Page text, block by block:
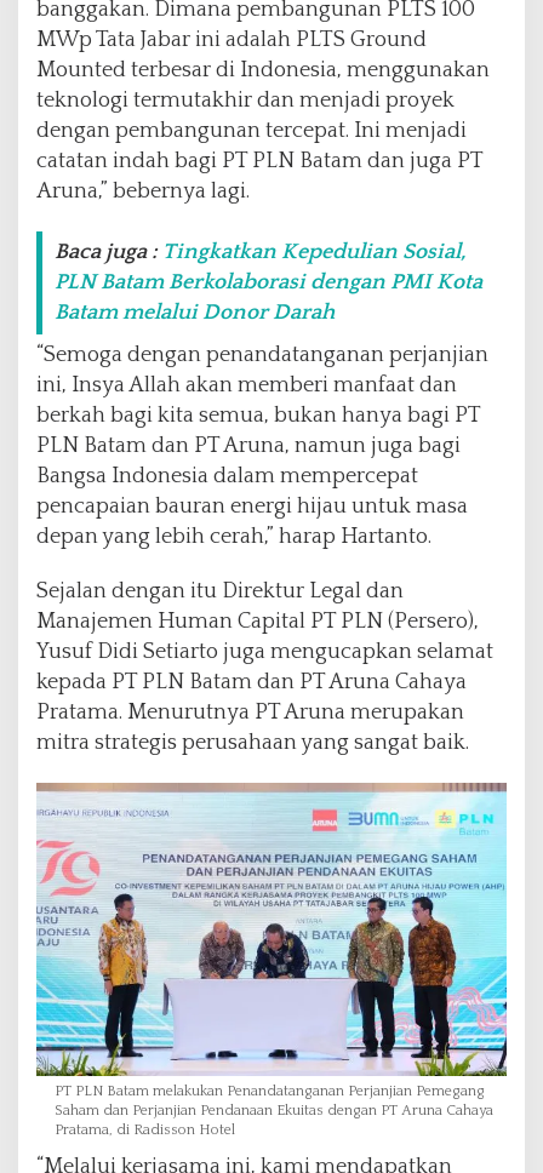
banggakan. Dimana pembangunan PLTS 100
MWp Tata Jabar ini adalah PLTS Ground
Mounted terbesar di Indonesia, menggunakan
teknologi termutakhir dan menjadi proyek
dengan pembangunan tercepat. Ini menjadi
catatan indah bagi PT PLN Batam dan juga PT
Aruna,” bebernya lagi.
Baca juga : Tingkatkan Kepedulian Sosial,
PLN Batam Berkolaborasi dengan PMI Kota
Batam melalui Donor Darah
“Semoga dengan penandatanganan perjanjian
ini, Insya Allah akan memberi manfaat dan
berkah bagi kita semua, bukan hanya bagi PT
PLN Batam dan PT Aruna, namun juga bagi
Bangsa Indonesia dalam mempercepat
pencapaian bauran energi hijau untuk masa
depan yang lebih cerah,” harap Hartanto.
Sejalan dengan itu Direktur Legal dan
Manajemen Human Capital PT PLN (Persero),
Yusuf Didi Setiarto juga mengucapkan selamat
kepada PT PLN Batam dan PT Aruna Cahaya
Pratama. Menurutnya PT Aruna merupakan
mitra strategis perusahaan yang sangat baik.
PT PLN Batam melakukan Penandatanganan Perjanjian Pemegang
Saham dan Perjanjian Pendanaan Ekuitas dengan PT Aruna Cahaya
Pratama, di Radisson Hotel
“Melalui kerjasama ini, kami mendapatkan